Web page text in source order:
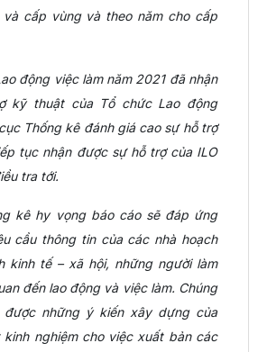
cấp vùng và theo năm cho cấp
động việc làm năm 2021 đã nhận
kỹ thuật của Tổ chức Lao động
Thống kê đánh giá cao sự hỗ trợ
tục nhận được sự hỗ trợ của ILO
tra tới.
kê hy vọng báo cáo sẽ đáp ứng
cầu thông tin của các nhà hoạch
kinh tế – xã hội, những người làm
đến lao động và việc làm. Chúng
được những ý kiến xây dựng của
nghiệm cho việc xuất bản các